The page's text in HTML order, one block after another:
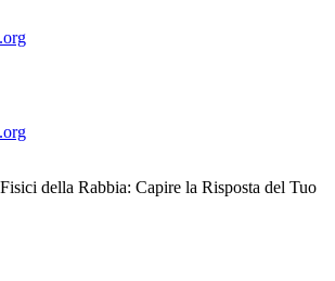
della Rabbia: Capire la Risposta del Tuo